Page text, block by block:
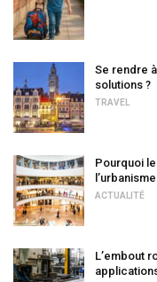
Se rendre
solutions ?
TRAVEL
Pourquoi
ACTUALITÉ
L’embout